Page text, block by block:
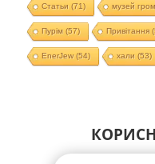
Статьи (71) музей
Пурім (57) Привітання
EnerJew(54) хали (53)